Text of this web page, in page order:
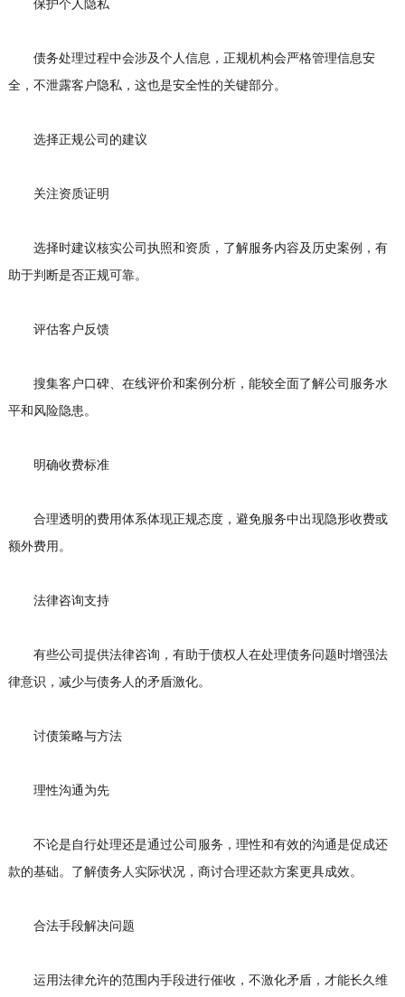
保护个人隐私
债务处理过程中会涉及个人信息，正规机构会严格管理信息安
全，不泄露客户隐私，这也是安全性的关键部分。
选择正规公司的建议
关注资质证明
选择时建议核实公司执照和资质，了解服务内容及历史案例，有
助于判断是否正规可靠。
评估客户反馈
搜集客户口碑、在线评价和案例分析，能较全面了解公司服务水
平和风险隐患。
明确收费标准
合理透明的费用体系体现正规态度，避免服务中出现隐形收费或
额外费用。
法律咨询支持
有些公司提供法律咨询，有助于债权人在处理债务问题时增强法
律意识，减少与债务人的矛盾激化。
讨债策略与方法
理性沟通为先
不论是自行处理还是通过公司服务，理性和有效的沟通是促成还
款的基础。了解债务人实际状况，商讨合理还款方案更具成效。
合法手段解决问题
运用法律允许的范围内手段进行催收，不激化矛盾，才能长久维